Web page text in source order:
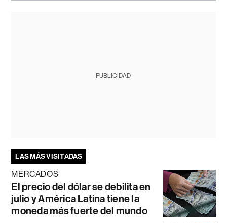
PUBLICIDAD
LAS MÁS VISITADAS
MERCADOS
El precio del dólar se debilita en
julio y América Latina tiene la
moneda más fuerte del mundo